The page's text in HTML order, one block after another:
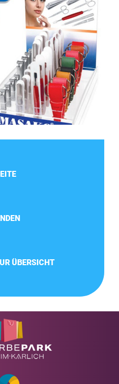
ÜBERSICHT